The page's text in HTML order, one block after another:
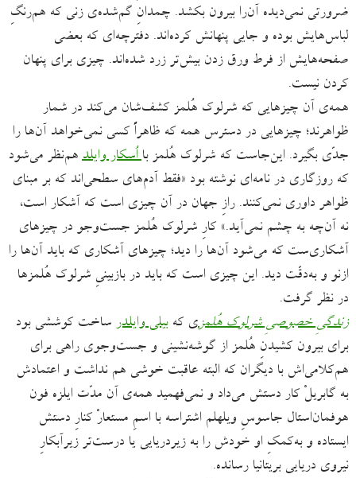
ضرورتی نمی‌دیده آن‌را بیرون بکشد. چمدانِ گم‌شده‌ی زنی که هم‌رنگِ
لباس‌هایش بوده و جایی پنهانش کرده‌اند. دفترچه‌ای که بعضی
صفحه‌هایش از فرط ورق زدن بیش‌تر زرد شده‌اند. چیزی برای پنهان
کردن نیست.
همه‌ی آن چیزهایی که شرلوک هُلمز کشف‌شان می‌کند در شمار
ظواهرند؛ چیزهایی در دسترس همه که ظاهراً کسی نمی‌خواهد آن‌ها را
جدّی بگیرد. این‌جاست که شرلوک هُلمز بااُسکار وایلد هم‌‌نظر می‌شود
که روزگاری در نامه‌ای نوشته بود «فقط آدم‌های سطحی‌اند که بر مبنای
ظواهر داوری نمی‌کنند. رازِ جهان در آن چیزی است که آشکار است،
نه آن‌چه به چشم نمی‌آید.» کارِ شرلوک هُلمز جست‌وجو در چیزهای
آشکاری‌ست که می‌شود آن‌ها را دید؛ چیزهای آشکاری که باید آن‌ها را
ازنو و به‌دقّت دید. این چیزی است که باید در بازبینیِ شرلوک‌ هُلمزها
در نظر گرفت.
زندگیِ خصوصیِ شرلوک هُلمزی کهبیلی وایلدر ساخت کوششی بود
برای بیرون‌ کشیدنِ هُلمز از گوشه‌نشینی و جست‌وجوی راهی برای
هم‌کلامی‌اش با دیگران که البته عاقبت خوشی هم نداشت و اعتمادش
به گابریلْ کار دستش می‌داد و نمی‌فهمید همه‌ی آن مدّت ایلزه فون
هوفمان‌استال جاسوسِ ویلهلم اشتراسه با اسمِ مستعارْ کنارِ دستش
ایستاده و به‌کمکِ او خودش را به زیردریایی یا درست‌تر زیرآبکارِ
نیروی دریایی بریتانیا رسانده.